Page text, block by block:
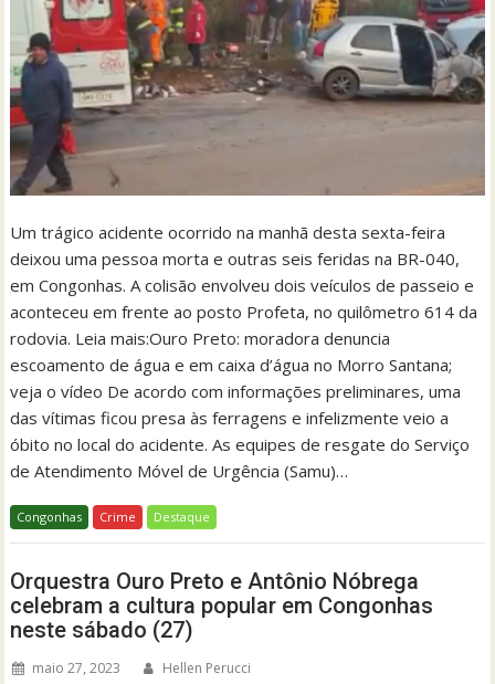
Um trágico acidente ocorrido na manhã desta sexta-feira
deixou uma pessoa morta e outras seis feridas na BR-040,
em Congonhas. A colisão envolveu dois veículos de passeio e
aconteceu em frente ao posto Profeta, no quilômetro 614 da
rodovia. Leia mais:Ouro Preto: moradora denuncia
escoamento de água e em caixa d’água no Morro Santana;
veja o vídeo De acordo com informações preliminares, uma
das vítimas ficou presa às ferragens e infelizmente veio a
óbito no local do acidente. As equipes de resgate do Serviço
de Atendimento Móvel de Urgência (Samu)…
Congonhas Crime Destaque
Orquestra Ouro Preto e Antônio Nóbrega
celebram a cultura popular em Congonhas
neste sábado (27)
maio 27, 2023 Hellen Perucci